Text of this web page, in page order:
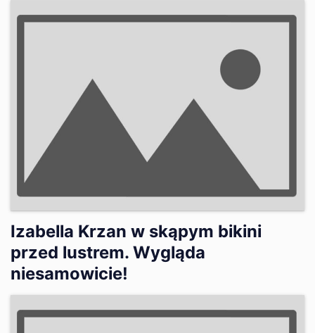
Izabella Krzan w skąpym bikini
przed lustrem. Wygląda
niesamowicie!